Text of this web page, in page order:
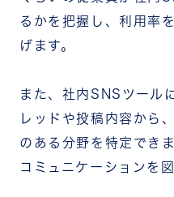
るかを把握し、利用率
げます。
また、社内SNSツール
レッドや投稿内容から
のある分野を特定でき
コミュニケーションを